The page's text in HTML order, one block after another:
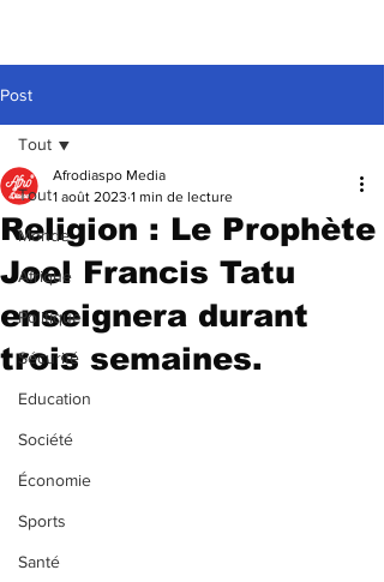
Post
Tout
Monde
Afrique
Politique
Sécurité
Education
Société
Économie
Sports
Santé
Tout
Religion : Le Prophète
Joel Francis Tatu
enseignera durant
trois semaines.
Afrodiaspo Media
1 août 2023 1 min de lecture